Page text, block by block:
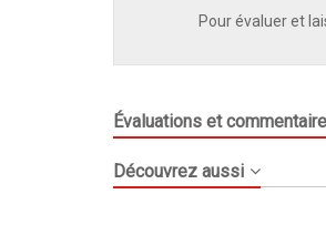
Pour évaluer et
Évaluations et
Découvrez aussi